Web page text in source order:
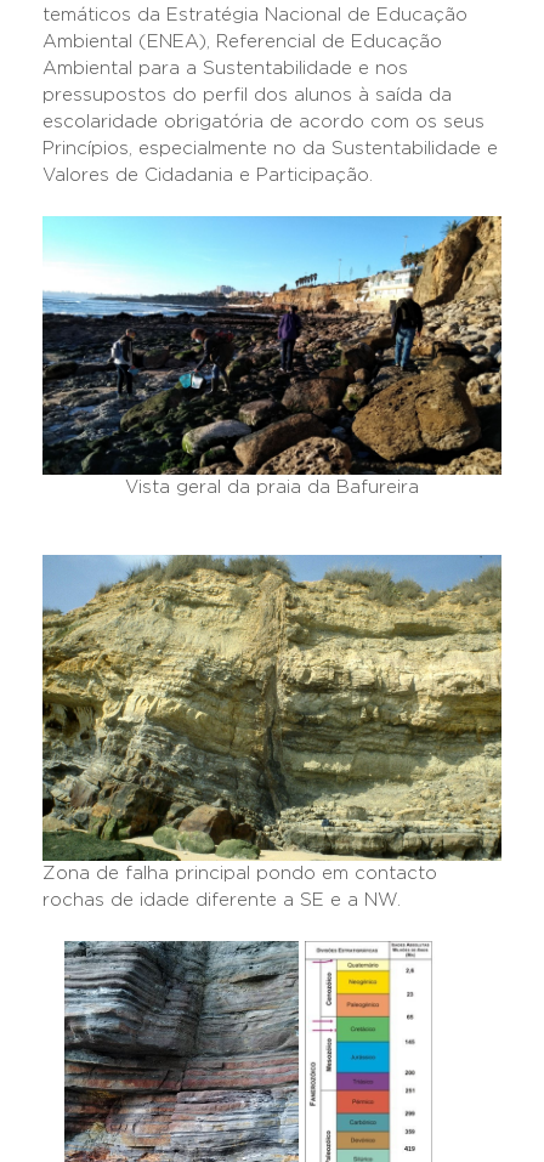
temáticos da Estratégia Nacional de Educação
Ambiental (ENEA), Referencial de Educação
Ambiental para a Sustentabilidade e nos
pressupostos do perfil dos alunos à saída da
escolaridade obrigatória de acordo com os seus
Princípios, especialmente no da Sustentabilidade e
Valores de Cidadania e Participação.
Vista geral da praia da Bafureira
Zona de falha principal pondo em contacto
rochas de idade diferente a SE e a NW.